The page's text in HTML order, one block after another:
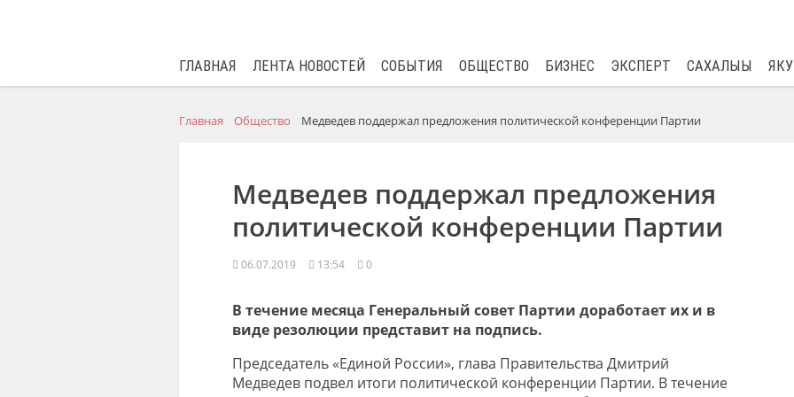
ГЛАВНАЯ ЛЕНТА НОВОСТЕЙ СОБЫТИЯ ОБЩЕСТВО БИЗНЕС ЭКСПЕРТ САХАЛЫЫ
Главная Общество Медведев поддержал предложения политической конференции Партии
Медведев поддержал предложения
политической конференции Партии
06.07.2019 13:54 0
В течение месяца Генеральный совет Партии доработает их и в
виде резолюции представит на подпись.
Председатель «Единой России», глава Правительства Дмитрий
Медведевподвел итоги политической конференции Партии. В течение